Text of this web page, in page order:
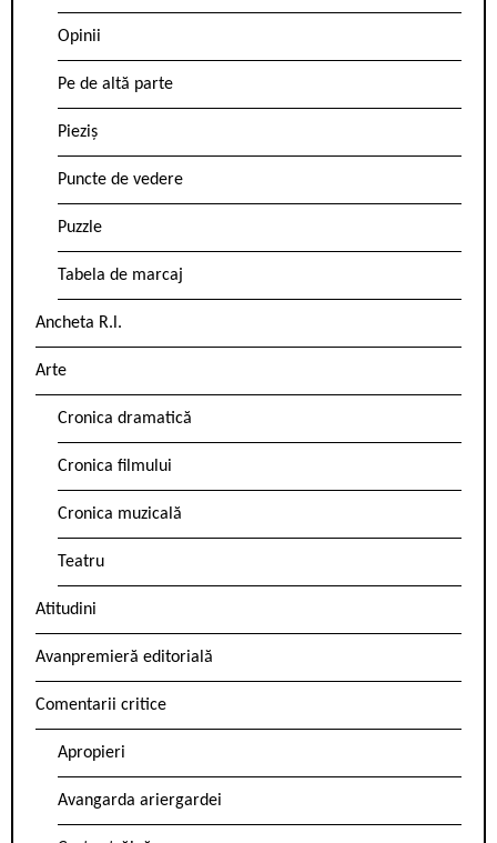
Opinii
Pe de altă parte
Pieziș
Puncte de vedere
Puzzle
Tabela de marcaj
Ancheta R.l.
Arte
Cronica dramatică
Cronica filmului
Cronica muzicală
Teatru
Atitudini
Avanpremieră editorială
Comentarii critice
Apropieri
Avangarda ariergardei